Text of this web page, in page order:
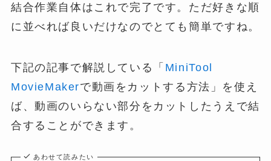
結合作業自体はこれで完了です。ただ好きな順
に並べれば良いだけなのでとても簡単ですね。
下記の記事で解説している「 MiniTool
MovieMakerで動画をカットする方法」を使え
ば、動画のいらない部分をカットしたうえで結
合することができます。
あわせて読みたい